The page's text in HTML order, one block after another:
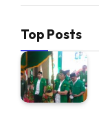
Top Posts